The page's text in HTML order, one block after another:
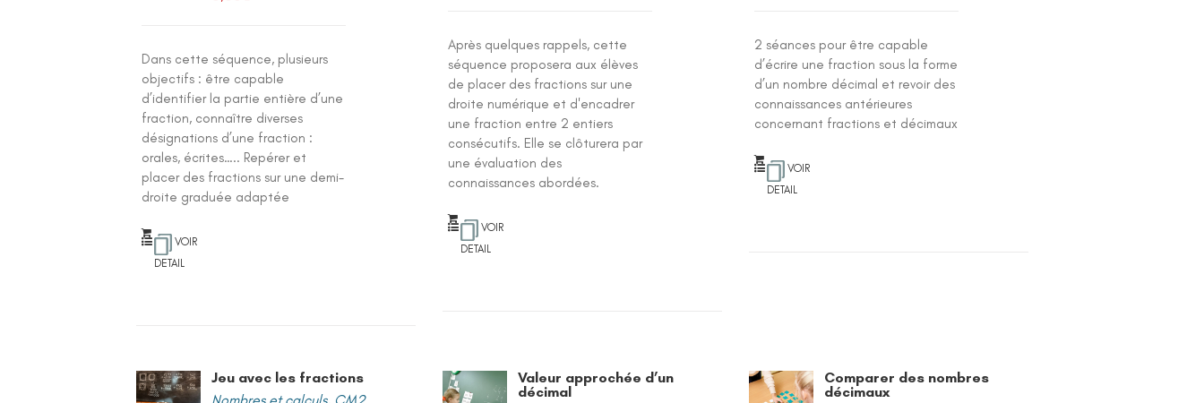
Dans cette séquence, plusieurs
objectifs : être capable
d’identifier la partie entière d’une
fraction, connaître diverses
désignations d’une fraction :
orales, écrites….. Repérer et
placer des fractions sur une demi-
droite graduée adaptée
VOIR
DETAIL
Après quelques rappels, cette
séquence proposera aux élèves
de placer des fractions sur une
droite numérique et d'encadrer
une fraction entre 2 entiers
consécutifs. Elle se clôturera par
une évaluation des
connaissances abordées.
VOIR
DETAIL
2 séances pour être capable
d’écrire une fraction sous la forme
d’un nombre décimal et revoir des
connaissances antérieures
concernant fractions et décimaux
VOIR
DETAIL
Jeu avec les fractions
Valeur approchée d’un
décimal
Comparer des nombres
décimaux